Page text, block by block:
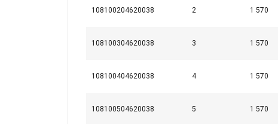
108100204620038 2 1 570
108100304620038 3 1 570
108100404620038 4 1 570
108100504620038 5 1 570
kuri to var